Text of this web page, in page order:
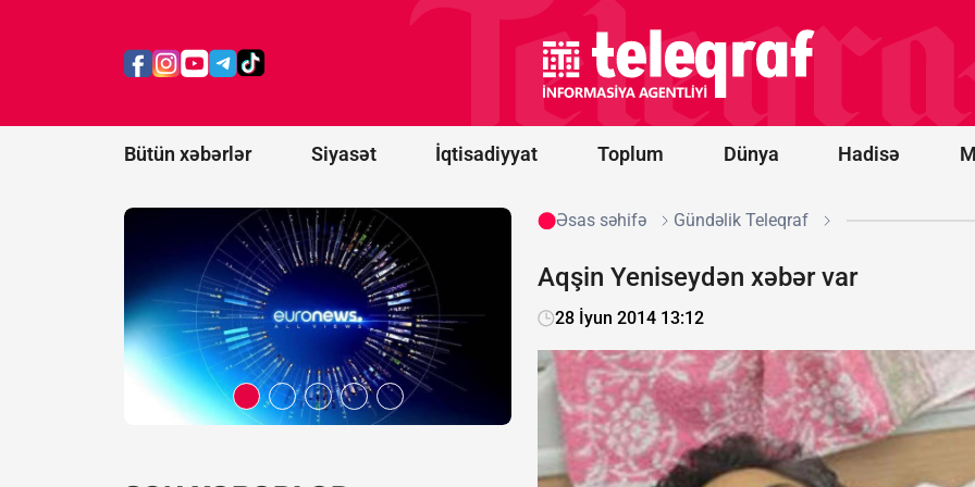
Bütün xəbərlər Siyasət İqtisadiyyat Toplum Dünya Hadisə
ekstremist
əlavə etdi
“Qarabağ”
oyununun
start
heyətləri
Əsas səhifə Gündəlik Teleqraf
Aqşin Yeniseydən xəbər var
28 İyun 2014 13:12